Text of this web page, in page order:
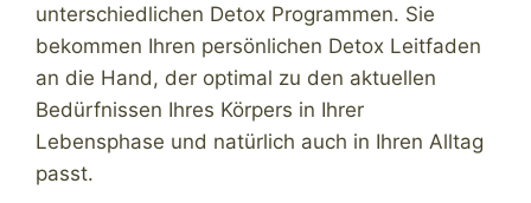
unterschiedlichen Detox Programmen. Sie
bekommen Ihren persönlichen Detox Leitfaden
an die Hand, der optimal zu den aktuellen
Bedürfnissen Ihres Körpers in Ihrer
Lebensphase und natürlich auch in Ihren Alltag
passt.